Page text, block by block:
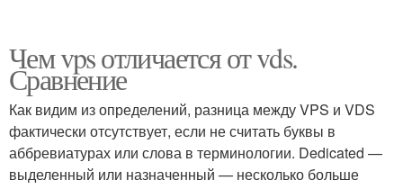
Чем vps отличается от vds.
Сравнение
Как видим из определений, разница между VPS и VDS
фактически отсутствует, если не считать буквы в
аббревиатурах или слова в терминологии. Dedicated —
выделенный или назначенный — несколько больше